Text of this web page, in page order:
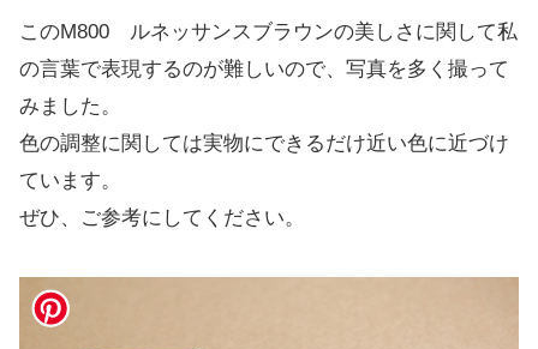
このM800 ルネッサンスブラウンの美しさに関して私
の言葉で表現するのが難しいので、写真を多く撮って
みました。
色の調整に関しては実物にできるだけ近い色に近づけ
ています。
ぜひ、ご参考にしてください。